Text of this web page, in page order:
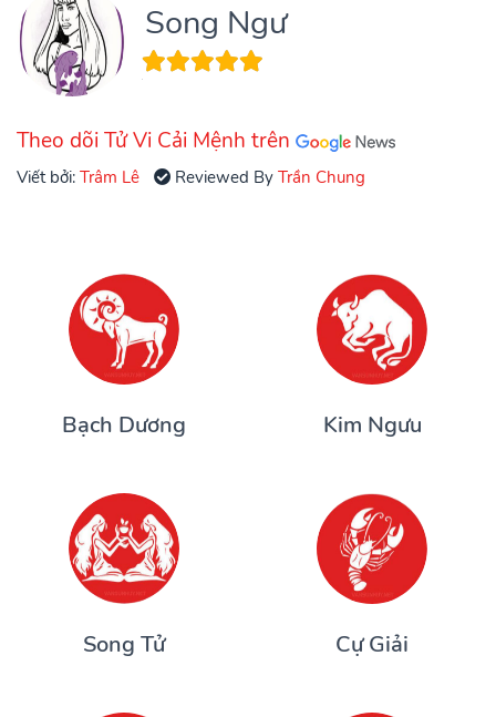
Song Ngư
Theo dõi Tử Vi Cải Mệnh trên
Viết bởi:Trâm Lê Reviewed ByTrần Chung
Bạch Dương Kim Ngưu
Song Tử Cự Giải